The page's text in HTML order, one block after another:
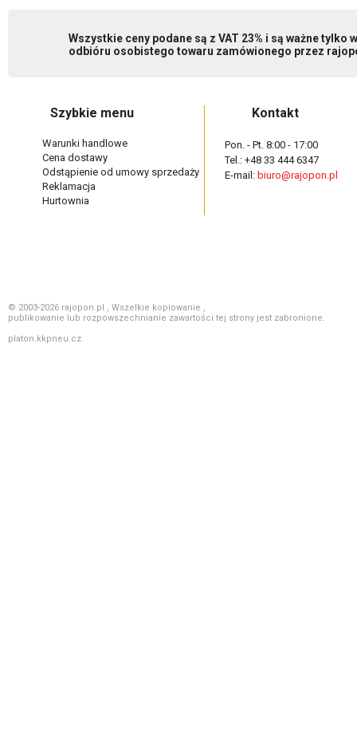
Wszystkie ceny podane są z VAT 23% i są ważne
odbióru osobistego towaru zamówionego przez
Szybkie menu
Warunki handlowe
Cena dostawy
Odstąpienie od umowy sprzedaży
Reklamacja
Hurtownia
Kontakt
Pon. - Pt. 8:00 - 17:00
Tel.: +48 33 444 6347
E-mail: biuro@rajopon.pl
© 2003-2026 rajopon.pl , Wszelkie kopiowanie ,
publikowanie lub rozpowszechnianie zawartości tej strony jest zabronione.
platon.kkpneu.cz